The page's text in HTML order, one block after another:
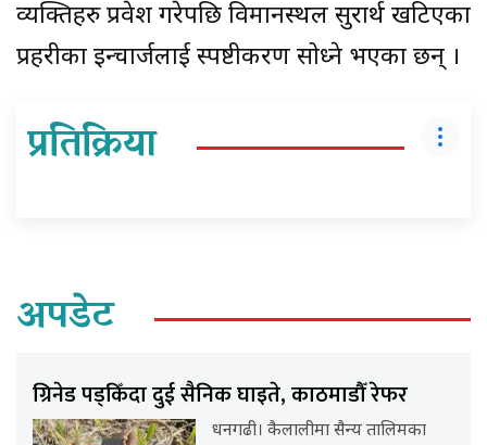
व्यक्तिहरु प्रवेश गरेपछि विमानस्थल सुरक्षार्थ खटिएका
प्रहरीका इन्चार्जलाई स्पष्टीकरण सोध्ने भएका छन् ।
प्रतिक्रिया
अपडेट
ग्रिनेड पड्किँदा दुई सैनिक घाइते, काठमाडौँ रेफर
धनगढी। कैलालीमा सैन्य तालिमका